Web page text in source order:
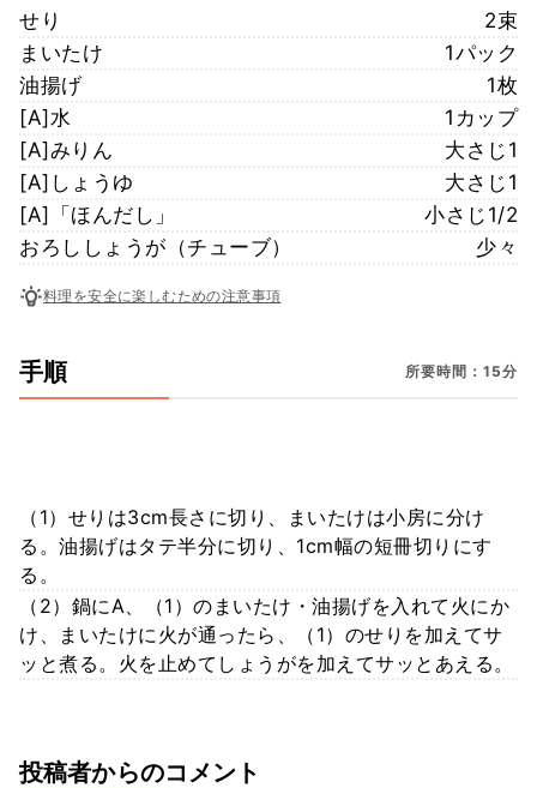
せり
2束
まいたけ
1パック
油揚げ
1枚
[A]水
1カップ
[A]みりん
大さじ1
[A]しょうゆ
大さじ1
[A]「ほんだし」
小さじ1/2
おろししょうが（チューブ）
少々
料理を安全に楽しむための注意事項
手順 所要時間：15分
（1）せりは3cm長さに切り、まいたけは小房に分け
る。油揚げはタテ半分に切り、1cm幅の短冊切りにす
る。
（2）鍋にA、（1）のまいたけ・油揚げを入れて火にか
け、まいたけに火が通ったら、（1）のせりを加えてサ
ッと煮る。火を止めてしょうがを加えてサッとあえる。
投稿者からのコメント